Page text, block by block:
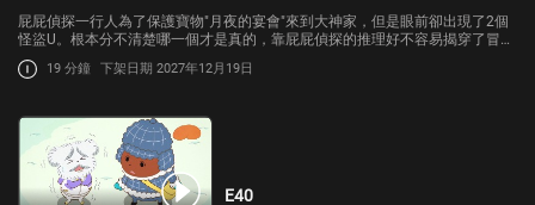
屁屁偵探一行人為了保護寶物"月夜的宴會"來到大神家，但是眼前卻出現了2個
怪盜U。根本分不清楚哪一個才是真的，靠屁屁偵探的推理好不容易揭穿了冒牌
貨；但被逼到絕境的冒牌貨居然挾持布朗當人質，究竟屁屁偵探能不能救下布
朗並且保護"月夜的宴會"…
19 分鐘 下架日期 2027年12月19日
E40